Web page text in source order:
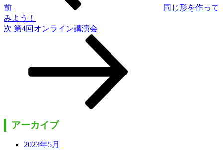
ゲ
ー
前
同じ形を作って
みよう！
次
次 第4回オンライン講演会
アーカイブ
2023年5月